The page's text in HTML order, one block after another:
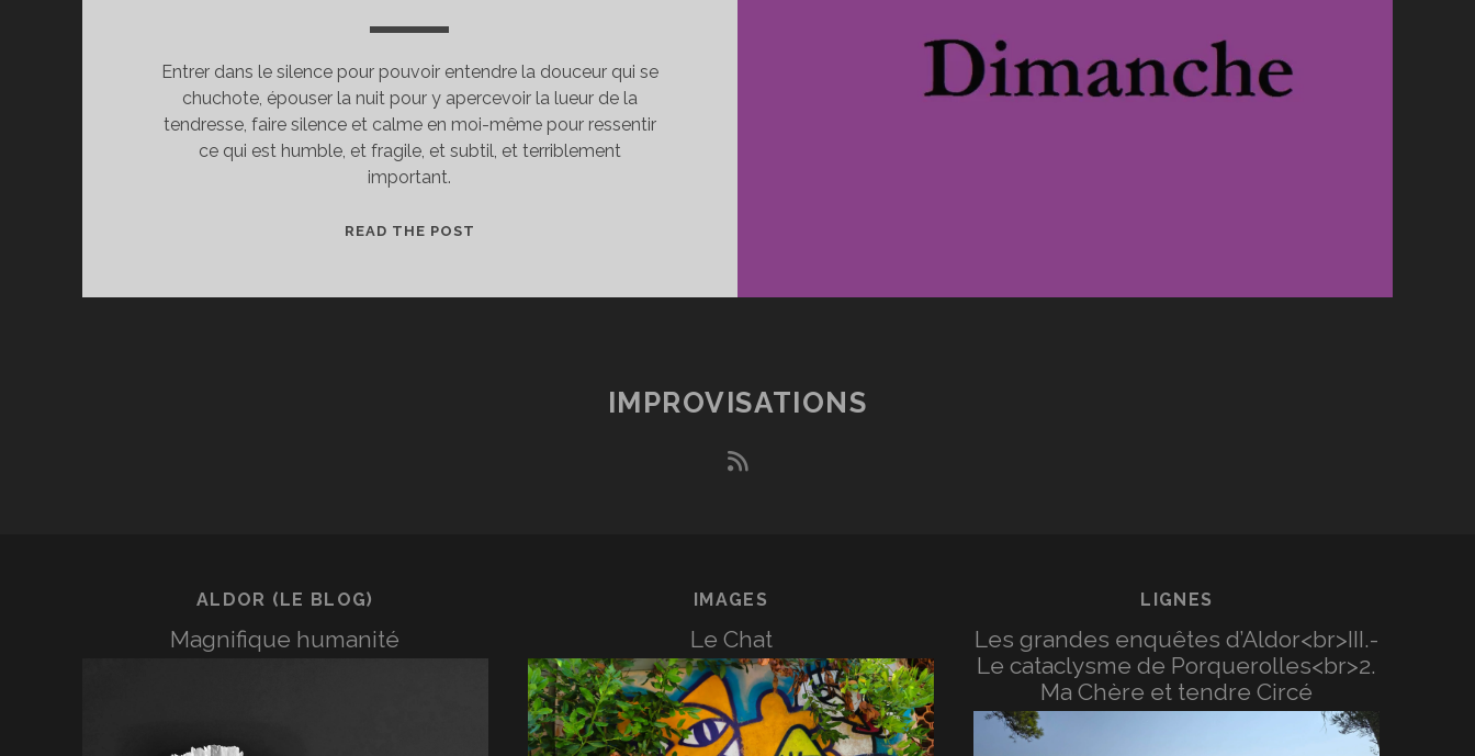
Entrer dans le silence pour pouvoir entendre la douceur qui se
chuchote, épouser la nuit pour y apercevoir la lueur de la
tendresse, faire silence et calme en moi-même pour ressentir
ce qui est humble, et fragile, et subtil, et terriblement
important.
READ THE POST
IMPROVISATIONS
rss
ALDOR (LE BLOG)
Magnifique humanité
IMAGES
Le Chat
LIGNES
Les grandes enquêtes d’Aldor<br>III.-
Le cataclysme de Porquerolles<br>2.
Ma Chère et tendre Circé